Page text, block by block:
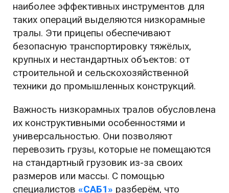
наиболее эффективных инструментов для
таких операций выделяются низкорамные
тралы. Эти прицепы обеспечивают
безопасную транспортировку тяжёлых,
крупных и нестандартных объектов: от
строительной и сельскохозяйственной
техники до промышленных конструкций.
Важность низкорамных тралов обусловлена
их конструктивными особенностями и
универсальностью. Они позволяют
перевозить грузы, которые не помещаются
на стандартный грузовик из-за своих
размеров или массы. С помощью
специалистов «САБ1» разберём, что